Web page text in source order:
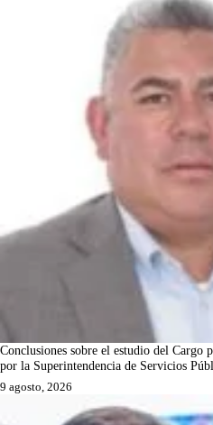
Conclusiones sobre el estudio del Cargo
por la Superintendencia de Servicios
9 agosto, 2026